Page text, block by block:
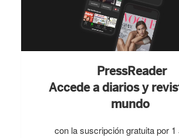
PressReader
Accede a diarios y
mundo
con la suscripción gratuita por 1